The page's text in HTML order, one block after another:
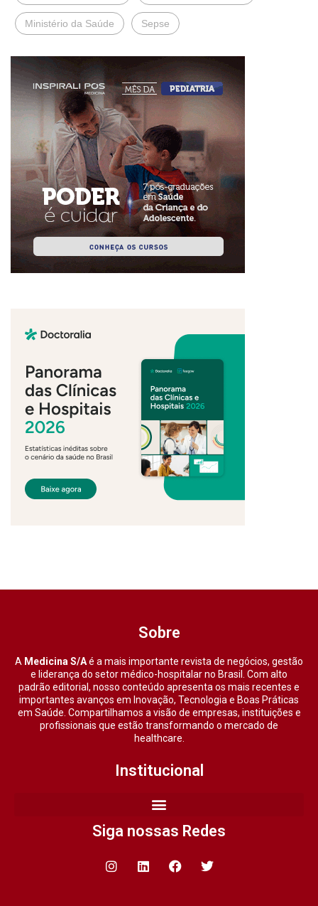
Ministério da Saúde Sepse
Sobre
A Medicina S/Aé a mais importante revista de negócios, gestão
e liderança do setor médico-hospitalar no Brasil. Com alto
padrão editorial, nosso conteúdo apresenta os mais recentes e
importantes avanços em Inovação, Tecnologia e Boas Práticas
em Saúde. Compartilhamos a visão de empresas, instituições e
profissionais que estão transformando o mercado de
healthcare.
Institucional
Siga nossas Redes